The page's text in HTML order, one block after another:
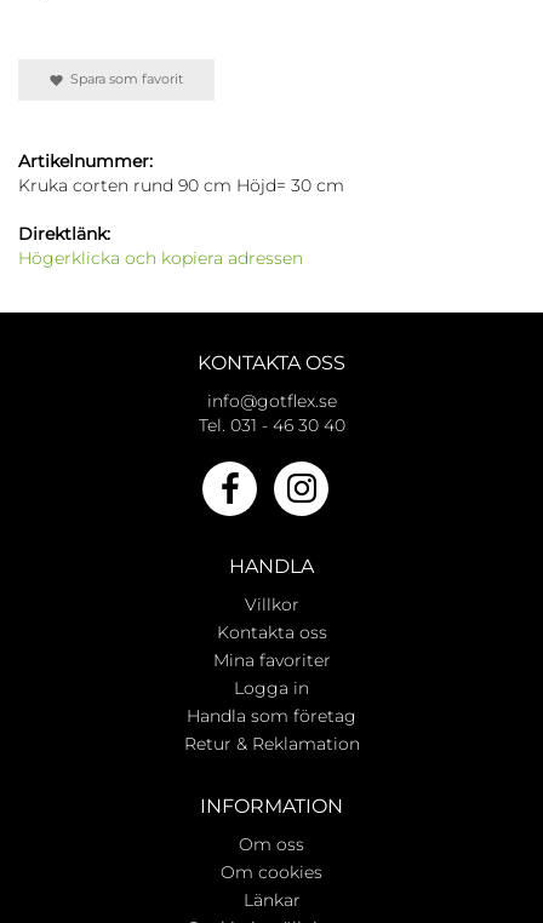
Spara som favorit
Artikelnummer:
Kruka corten rund 90 cm Höjd= 30 cm
Direktlänk:
Högerklicka och kopiera adressen
KONTAKTA OSS
info@gotflex.se
Tel. 031 - 46 30 40
HANDLA
Villkor
Kontakta oss
Mina favoriter
Logga in
Handla som företag
Retur & Reklamation
INFORMATION
Om oss
Om cookies
Länkar